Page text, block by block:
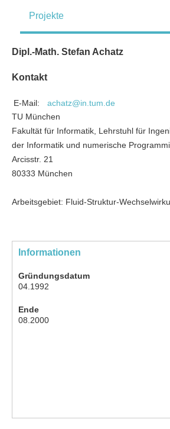
Projekte
Dipl.-Math. Stefan Achatz
Kontakt
E-Mail:
achatz@in.tum.de
TU München
Fakultät für Informatik, Lehrstuhl für
der Informatik und numerische
Arcisstr. 21
80333 München
Arbeitsgebiet: Fluid-Struktur-
Informationen
Gründungsdatum
04.1992
Ende
08.2000